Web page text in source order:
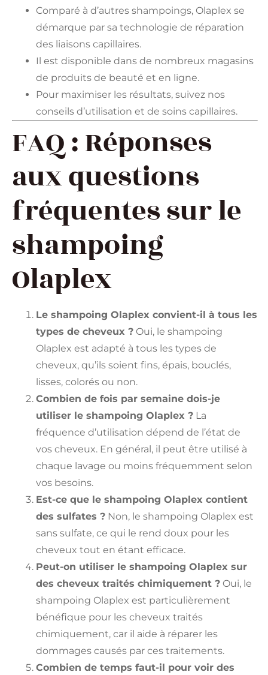
Comparé à d’autres shampoings, Olaplex se
démarque par sa technologie de réparation
des liaisons capillaires.
Il est disponible dans de nombreux magasins
de produits de beauté et en ligne.
Pour maximiser les résultats, suivez nos
conseils d’utilisation et de soins capillaires.
FAQ : Réponses
aux questions
fréquentes sur le
shampoing
Olaplex
Le shampoing Olaplex convient-il à tous les
types de cheveux ? Oui, le shampoing
Olaplex est adapté à tous les types de
cheveux, qu’ils soient fins, épais, bouclés,
lisses, colorés ou non.
Combien de fois par semaine dois-je
utiliser le shampoing Olaplex ? La
fréquence d’utilisation dépend de l’état de
vos cheveux. En général, il peut être utilisé à
chaque lavage ou moins fréquemment selon
vos besoins.
Est-ce que le shampoing Olaplex contient
des sulfates ? Non, le shampoing Olaplex est
sans sulfate, ce qui le rend doux pour les
cheveux tout en étant efficace.
Peut-on utiliser le shampoing Olaplex sur
des cheveux traités chimiquement ? Oui, le
shampoing Olaplex est particulièrement
bénéfique pour les cheveux traités
chimiquement, car il aide à réparer les
dommages causés par ces traitements.
Combien de temps faut-il pour voir des